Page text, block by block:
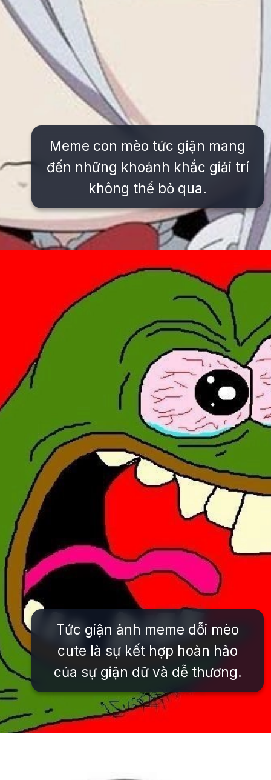
Meme con mèo tức giận mang
đến những khoảnh khắc giải trí
không thể bỏ qua.
https://issiloo.edu.vn/gian-meme
Tức giận ảnh meme dỗi mèo
cute là sự kết hợp hoàn hảo
của sự giận dữ và dễ thương.